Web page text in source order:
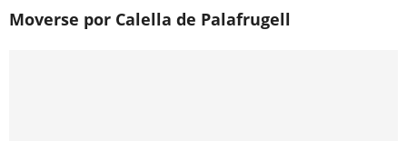
Moverse por Calella de Palafrugell